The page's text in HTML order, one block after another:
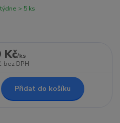
> 5 ks
Kč/ks
bez DPH
Přidat do košíku